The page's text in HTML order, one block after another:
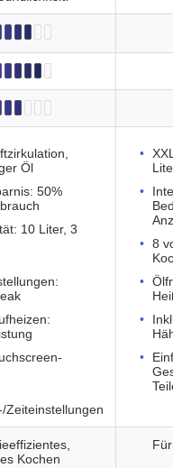
Öl
50%
10 Liter, 3
Zeiteinstellungen
8
Kochen